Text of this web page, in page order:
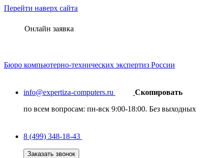
Перейти наверх сайта
Онлайн заявка
Бюро компьютерно-технических экспертиз России
info@expertiza-computers.ru
Скопировать
по всем вопросам: пн-вск 9:00-18:00. Без выходных
8 (499) 348-18-43
Заказать звонок